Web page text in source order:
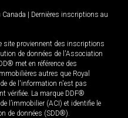
| Dernières inscriptions au
site proviennent des inscriptions
de données de l'Association
met en référence des
autres que Royal
de l'information n'est pas
vérifiée. La marque DDF®
l’immobilier (ACI) et identifie le
de données (SDD®).